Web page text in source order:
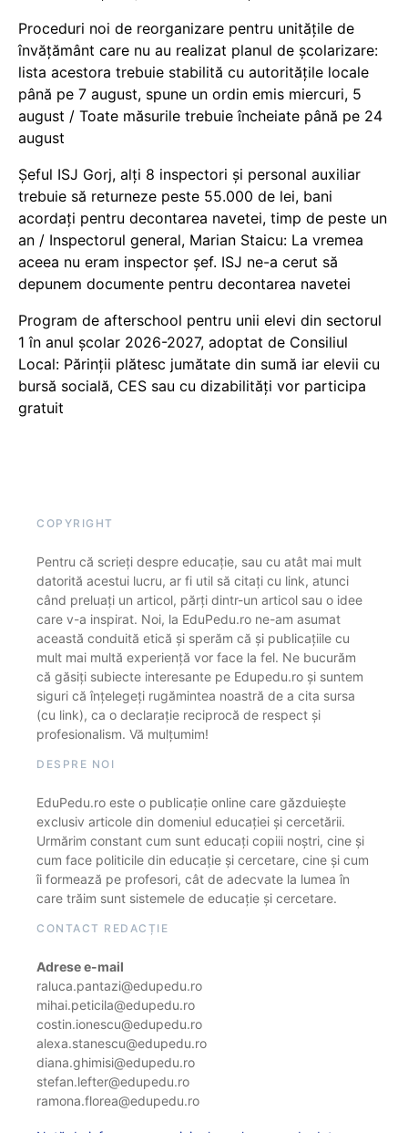
Proceduri noi de reorganizare pentru unitățile de
învățământ care nu au realizat planul de școlarizare:
lista acestora trebuie stabilită cu autoritățile locale
până pe 7 august, spune un ordin emis miercuri, 5
august / Toate măsurile trebuie încheiate până pe 24
august
Șeful ISJ Gorj, alți 8 inspectori și personal auxiliar
trebuie să returneze peste 55.000 de lei, bani
acordați pentru decontarea navetei, timp de peste un
an / Inspectorul general, Marian Staicu: La vremea
aceea nu eram inspector șef. ISJ ne-a cerut să
depunem documente pentru decontarea navetei
Program de afterschool pentru unii elevi din sectorul
1 în anul școlar 2026-2027, adoptat de Consiliul
Local: Părinții plătesc jumătate din sumă iar elevii cu
bursă socială, CES sau cu dizabilităţi vor participa
gratuit
COPYRIGHT
Pentru că scrieți despre educație, sau cu atât mai mult
datorită acestui lucru, ar fi util să citați cu link, atunci
când preluați un articol, părți dintr-un articol sau o idee
care v-a inspirat. Noi, la EduPedu.ro ne-am asumat
această conduită etică și sperăm că și publicațiile cu
mult mai multă experiență vor face la fel. Ne bucurăm
că găsiți subiecte interesante pe Edupedu.ro și suntem
siguri că înțelegeți rugămintea noastră de a cita sursa
(cu link), ca o declarație reciprocă de respect și
profesionalism. Vă mulțumim!
DESPRE NOI
EduPedu.ro este o publicație online care găzduiește
exclusiv articole din domeniul educației și cercetării.
Urmărim constant cum sunt educați copiii noștri, cine și
cum face politicile din educație și cercetare, cine și cum
îi formează pe profesori, cât de adecvate la lumea în
care trăim sunt sistemele de educație și cercetare.
CONTACT REDACȚIE
Adrese e-mail
raluca.pantazi@edupedu.ro
mihai.peticila@edupedu.ro
costin.ionescu@edupedu.ro
alexa.stanescu@edupedu.ro
diana.ghimisi@edupedu.ro
stefan.lefter@edupedu.ro
ramona.florea@edupedu.ro